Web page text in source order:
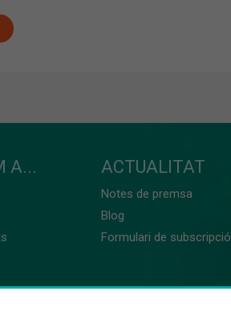
A... ACTUALITAT
Notes de premsa
Blog
Formulari de subscripció